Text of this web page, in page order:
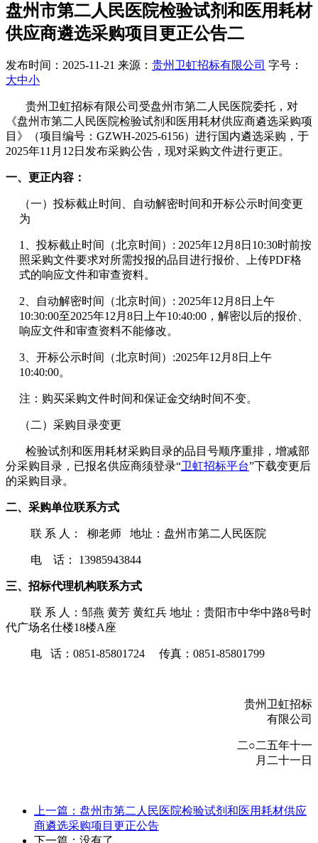
盘州市第二人民医院检验试剂和医用耗材
供应商遴选采购项目更正公告二
发布时间：2025-11-21 来源： 贵州卫虹招标有限公司 字号：
大中小
贵州卫虹招标有限公司受盘州市第二人民医院委托，对
《盘州市第二人民医院检验试剂和医用耗材供应商遴选采购项
目》（项目编号：GZWH-2025-6156）进行国内遴选采购，于
2025年11月12日发布采购公告，现对采购文件进行更正。
一、更正内容：
（一）投标截止时间、自动解密时间和开标公示时间变更
为
1、投标截止时间（北京时间） : 2025年12月8日10:30时前按
照采购文件要求对所需投报的品目进行报价、上传PDF格
式的响应文件和审查资料。
2、自动解密时间 （北京时间） : 2025年12月8日上午
10:30:00至2025年12月8日上午10:40:00，解密以后的报价、
响应文件和审查资料不能修改。
3、开标公示时间（北京时间）:2025年12月8日上午
10:40:00。
注：购买采购文件时间和保证金交纳时间不变。
（二）采购目录变更
检验试剂和医用耗材采购目录的品目号顺序重排，增减部
分采购目录，已报名供应商须登录“卫虹招标平台”下载变更后
的采购目录。
二、 采购单位联系方式
联 系 人： 柳老师 地址：盘州市第二人民医院
电 话： 13985943844
三、招标代理机构联系方式
联 系 人： 邹燕 黄芳 黄红兵 地址：贵阳市中华中路8号时
代广场名仕楼18楼A座
电 话： 0851-85801724 传真：0851-85801799
贵州卫虹招标
有限公司
二○二五年十一
月二十一日
上一篇：盘州市第二人民医院检验试剂和医用耗材供应
商遴选采购项目更正公告